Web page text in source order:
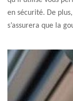
en sécurité. De
s’assurera que la